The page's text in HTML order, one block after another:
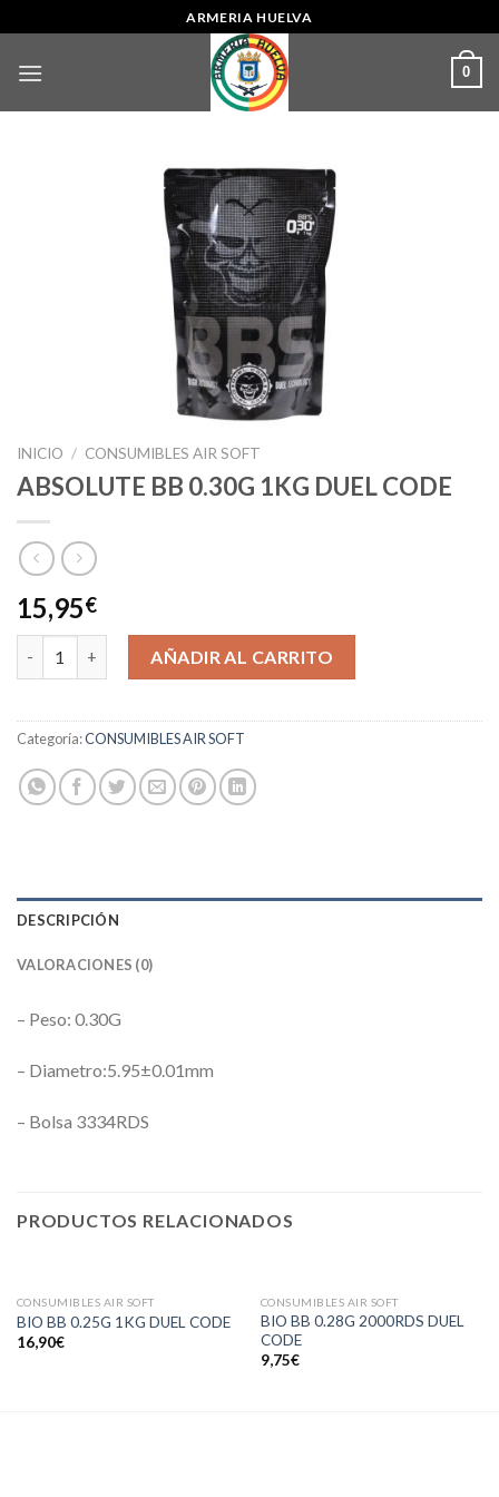
to
content
ARMERIA HUELVA
0
INICIO / CONSUMIBLES AIR SOFT
ABSOLUTE BB 0.30G 1KG DUEL CODE
15,95€
ABSOLUTE BB 0.30G 1KG DUEL CODE cantidad
AÑADIR AL CARRITO
Categoría:CONSUMIBLES AIR SOFT
DESCRIPCIÓN
VALORACIONES (0)
– Peso: 0.30G
– Diametro:5.95±0.01mm
– Bolsa 3334RDS
PRODUCTOS RELACIONADOS
AGOTADO
CONSUMIBLES AIR SOFT
BIO BB 0.25G 1KG DUEL CODE
16,90€
AGOTADO
CONSUMIBLES AIR SOFT
BIO BB 0.28G 2000RDS DUEL
CODE
9,75€